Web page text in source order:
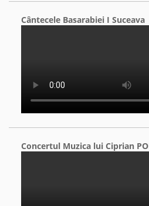
Cântecele Basarabiei I Suceava
Concertul Muzica lui Ciprian